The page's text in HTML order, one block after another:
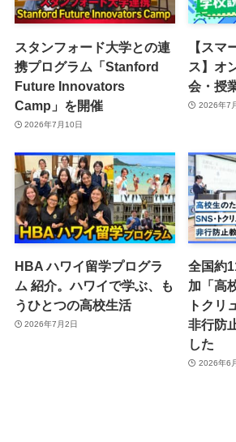
スタンフォード大学との連
携プログラム「Stanford
Future Innovators
Camp」を開催
2026年7月10日
【スマ
ス】オ
会・授
2026年7
HBA ハワイ留学プログラ
ム 紹介。ハワイで学ぶ、も
うひとつの高校生活
2026年7月2日
全国約
加「高
トクリ
非行防
した
2026年6